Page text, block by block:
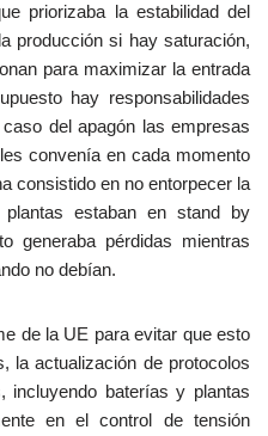
priorizaba la estabilidad del
producción si hay saturación,
para maximizar la entrada
hay responsabilidades
del apagón las empresas
convenía en cada momento
consistido en no entorpecer la
estaban en stand by
generaba pérdidas mientras
no debían.
de la UE para evitar que esto
la actualización de protocolos
incluyendo baterías y plantas
en el control de tensión